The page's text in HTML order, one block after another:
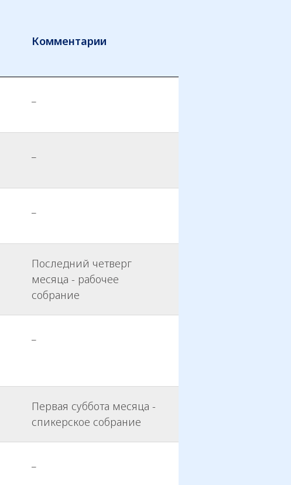
Комментарии
Последний четверг
месяца - рабочее
собрание
Первая суббота месяца -
спикерское собрание